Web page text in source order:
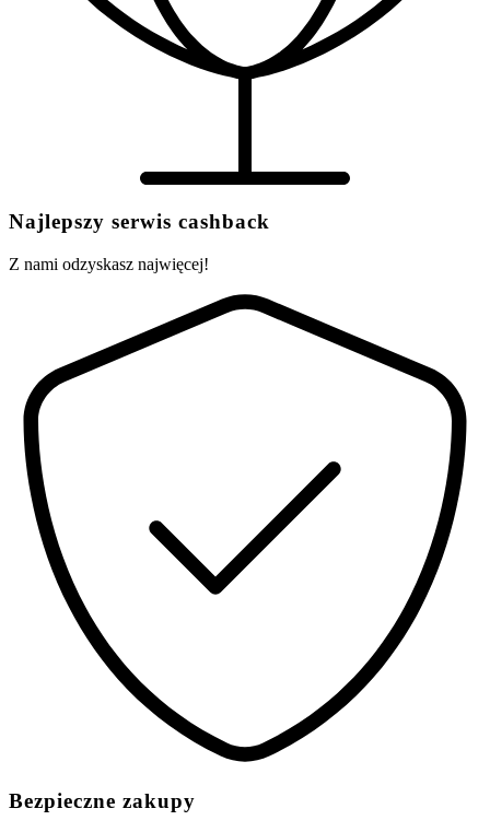
Najlepszy serwis cashback
Z nami odzyskasz najwięcej!
Bezpieczne zakupy